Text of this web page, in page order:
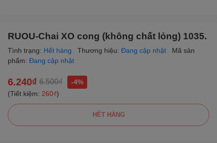
RUOU-Chai XO cong (không chất lỏng) 1035.
Tình trạng: Hết hàng Thương hiệu: Đang cập nhật
Mã sản
phẩm: Đang cập nhật
6.240₫ 6.500₫
-4%
(Tiết kiệm: 260₫)
HẾT HÀNG